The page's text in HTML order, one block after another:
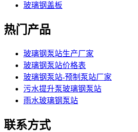
玻璃钢盖板
热门产品
玻璃钢泵站生产厂家
玻璃钢泵站价格表
玻璃钢泵站-预制泵站厂家
污水提升泵玻璃钢泵站
雨水玻璃钢泵站
联系方式